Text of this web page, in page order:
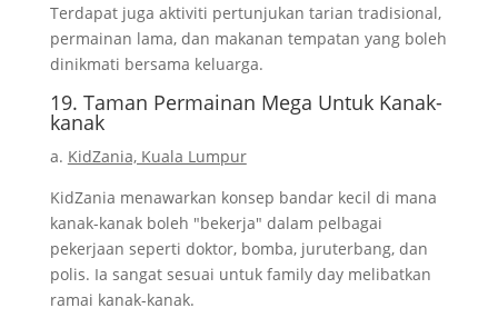
Terdapat juga aktiviti pertunjukan tarian tradisional,
permainan lama, dan makanan tempatan yang boleh
dinikmati bersama keluarga.
19. Taman Permainan Mega Untuk Kanak-
kanak
a. KidZania, Kuala Lumpur
KidZania menawarkan konsep bandar kecil di mana
kanak-kanak boleh "bekerja" dalam pelbagai
pekerjaan seperti doktor, bomba, juruterbang, dan
polis. Ia sangat sesuai untuk family day melibatkan
ramai kanak-kanak.